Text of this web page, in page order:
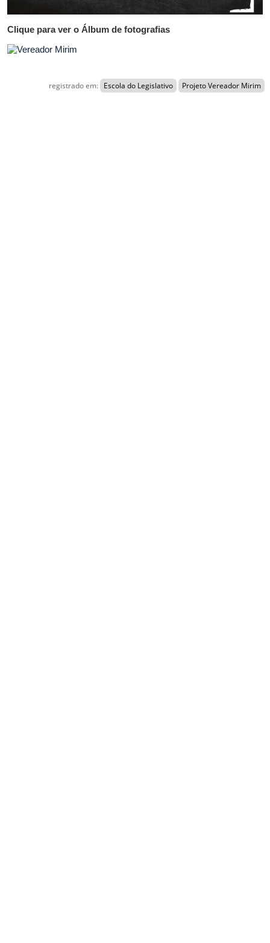
Clique para ver o Álbum de fotografias
registrado em: Escola do Legislativo Projeto Vereador Mirim